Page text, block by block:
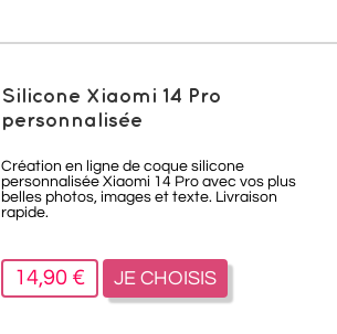
Silicone Xiaomi 14 Pro
personnalisée
Création en ligne de coque silicone
personnalisée Xiaomi 14 Pro avec vos plus
belles photos, images et texte. Livraison
rapide.
14,90 € JE CHOISIS